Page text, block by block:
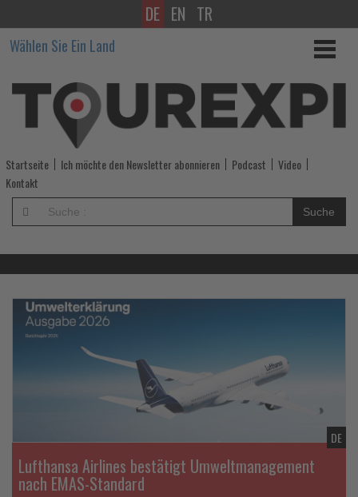
Wissen,
was
im
Tourismus
los
ist!
Wissen,
was
im
Tourismus
los
DE EN TR
Wählen Sie Ein Land
Startseite Ich möchte den Newsletter abonnieren Podcast
Video
Kontakt
Suche
Lesen
die
Lufthansa Airlines bestätigt Umweltmanagement
nach EMAS-Standard
DE